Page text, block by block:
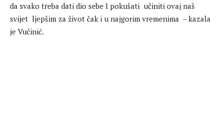
da svako treba dati dio sebe I pokušati učiniti ovaj naš
svijet ljepšim za život čak i u najgorim vremenima – kazala
je Vučinić.